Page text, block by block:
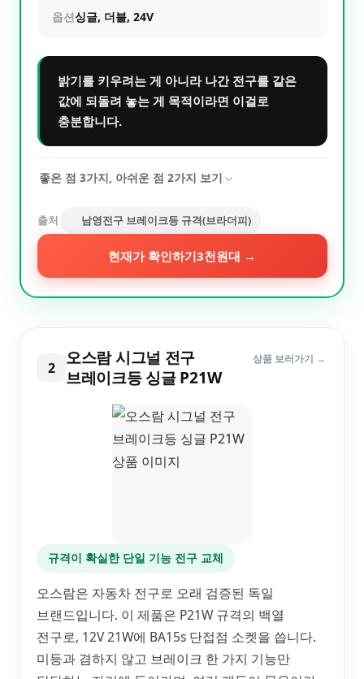
옵션싱글, 더블, 24V
밝기를 키우려는 게 아니라 나간 전구를 같은
값에 되돌려 놓는 게 목적이라면 이걸로
충분합니다.
좋은 점 3가지, 아쉬운 점 2가지 보기
출처 남영전구 브레이크등 규격(브라더피)
현재가 확인하기3천원대 →
2
오스람 시그널 전구
브레이크등 싱글 P21W
상품 보러가기 →
규격이 확실한 단일 기능 전구 교체
오스람은 자동차 전구로 오래 검증된 독일
브랜드입니다. 이 제품은 P21W 규격의 백열
전구로, 12V 21W에 BA15s 단접점 소켓을 씁니다.
미등과 겸하지 않고 브레이크 한 가지 기능만